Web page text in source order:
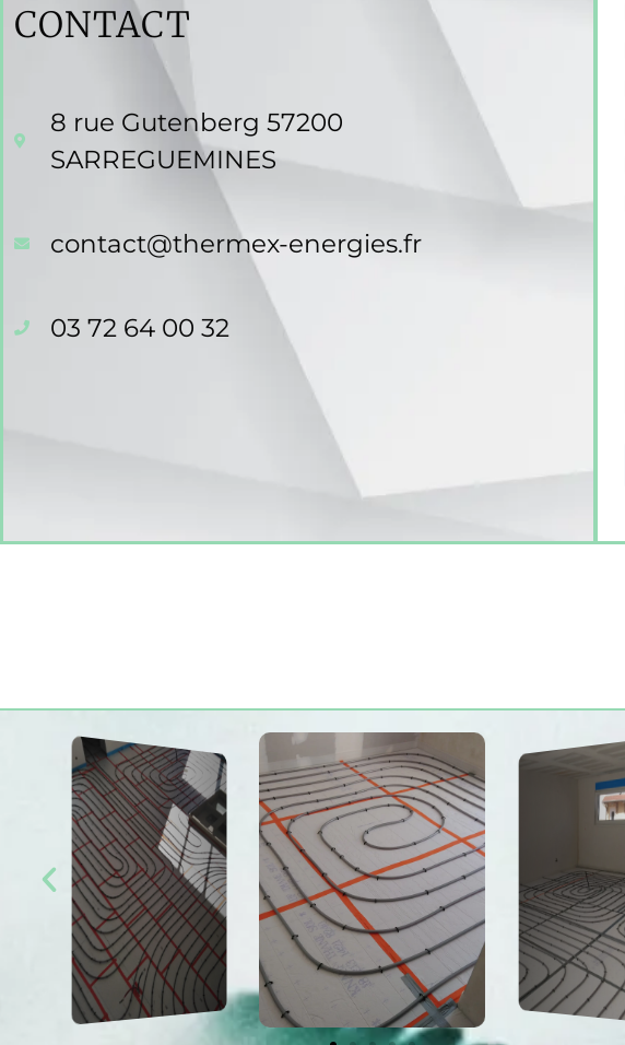
CONTACT
8 rue Gutenberg 57200
SARREGUEMINES
contact@thermex-energies.fr
03 72 64 00 32